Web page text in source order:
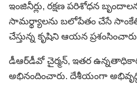
ఇంజినీర్లు, రక్షణ పరిశోధన
సామర్థ్యాలను బలోపేతం చేసే
చేస్తున్న కృషిని ఆయన
డీఆర్‌డీవో చైర్మన్‌, ఇతర
అభినందించారు. దేశీయంగా అభివృద్ధి